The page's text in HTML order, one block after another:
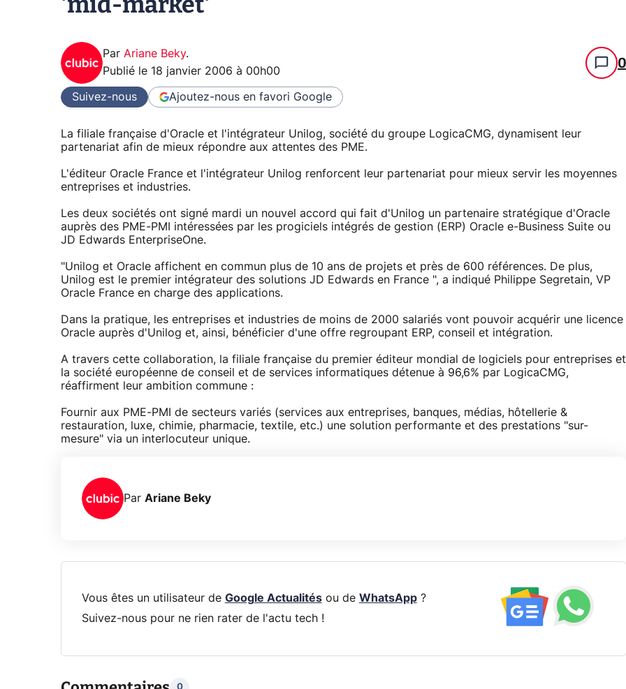
Par Ariane Beky.
Publié le 18 janvier 2006 à 00h00 0
Suivez-nous Ajoutez-nous en favori Google
La filiale française d'Oracle et l'intégrateur Unilog, société du groupe LogicaCMG, dynamisent leur
partenariat afin de mieux répondre aux attentes des PME.
L'éditeur Oracle France et l'intégrateur Unilog renforcent leur partenariat pour mieux servir les moyennes
entreprises et industries.
Les deux sociétés ont signé mardi un nouvel accord qui fait d'Unilog un partenaire stratégique d'Oracle
auprès des PME-PMI intéressées par les progiciels intégrés de gestion (ERP) Oracle e-Business Suite ou
JD Edwards EnterpriseOne.
"Unilog et Oracle affichent en commun plus de 10 ans de projets et près de 600 références. De plus,
Unilog est le premier intégrateur des solutions JD Edwards en France ", a indiqué Philippe Segretain, VP
Oracle France en charge des applications.
Dans la pratique, les entreprises et industries de moins de 2000 salariés vont pouvoir acquérir une licence
Oracle auprès d'Unilog et, ainsi, bénéficier d'une offre regroupant ERP, conseil et intégration.
A travers cette collaboration, la filiale française du premier éditeur mondial de logiciels pour entreprises et
la société européenne de conseil et de services informatiques détenue à 96,6% par LogicaCMG,
réaffirment leur ambition commune :
Fournir aux PME-PMI de secteurs variés (services aux entreprises, banques, médias, hôtellerie &
restauration, luxe, chimie, pharmacie, textile, etc.) une solution performante et des prestations "sur-
mesure" via un interlocuteur unique.
Par Ariane Beky
Vous êtes un utilisateur de Google Actualitésou de WhatsApp?
Suivez-nous pour ne rien rater de l'actu tech !